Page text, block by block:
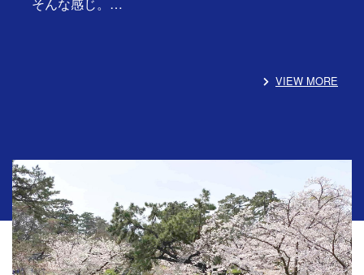
そんな感じ。…
VIEW MORE